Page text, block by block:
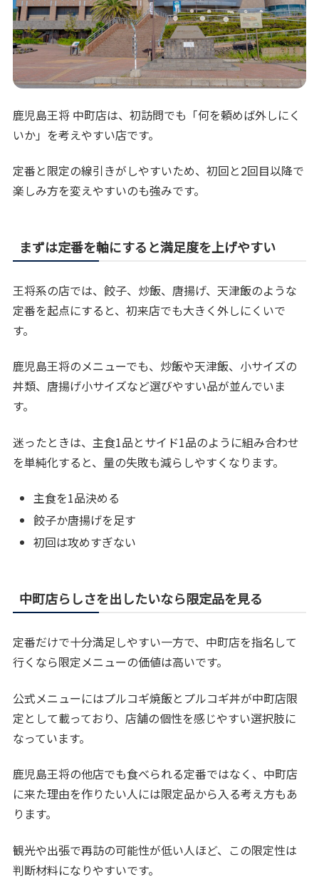
鹿児島王将 中町店は、初訪問でも「何を頼めば外しにく
いか」を考えやすい店です。
定番と限定の線引きがしやすいため、初回と2回目以降で
楽しみ方を変えやすいのも強みです。
まずは定番を軸にすると満足度を上げやすい
王将系の店では、餃子、炒飯、唐揚げ、天津飯のような
定番を起点にすると、初来店でも大きく外しにくいで
す。
鹿児島王将のメニューでも、炒飯や天津飯、小サイズの
丼類、唐揚げ小サイズなど選びやすい品が並んでいま
す。
迷ったときは、主食1品とサイド1品のように組み合わせ
を単純化すると、量の失敗も減らしやすくなります。
主食を1品決める
餃子か唐揚げを足す
初回は攻めすぎない
中町店らしさを出したいなら限定品を見る
定番だけで十分満足しやすい一方で、中町店を指名して
行くなら限定メニューの価値は高いです。
公式メニューにはプルコギ焼飯とプルコギ丼が中町店限
定として載っており、店舗の個性を感じやすい選択肢に
なっています。
鹿児島王将の他店でも食べられる定番ではなく、中町店
に来た理由を作りたい人には限定品から入る考え方もあ
ります。
観光や出張で再訪の可能性が低い人ほど、この限定性は
判断材料になりやすいです。